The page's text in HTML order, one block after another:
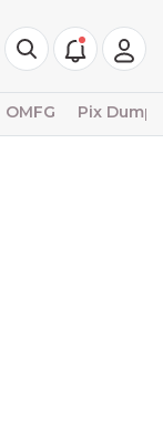
OMFG Pix Dump